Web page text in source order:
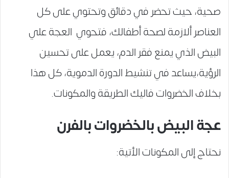
صحية، حيث تحضر في دقائق وتحتوي على كل
العناصر ألازمة لصحة أطفالك، فتحوي العجة علي
البيض الذي يمنع فقر الدم، يعمل على تحسين
الرؤية،يساعد في تنشيط الدورة الدموية، كل هذا
بخلاف الخضروات فاليك الطريقة والمكونات.
عجة البيض بالخضروات بالفرن
نحتاج إلى المكونات الأتية: